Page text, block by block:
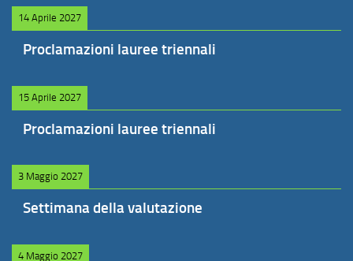
14 Aprile 2027
Proclamazioni lauree triennali
15 Aprile 2027
Proclamazioni lauree triennali
3 Maggio 2027
Settimana della valutazione
4 Maggio 2027